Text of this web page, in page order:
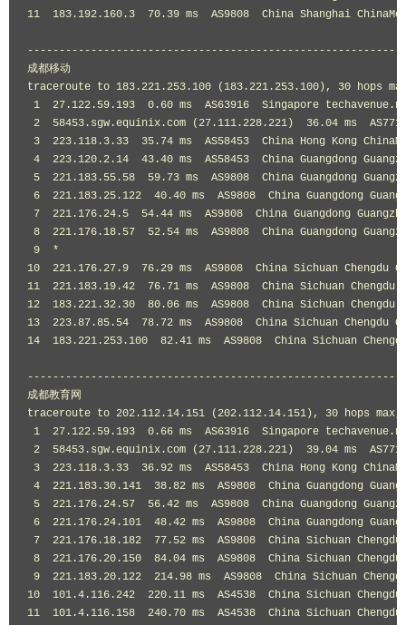
11
183.192 . 160.3 70.39 ms  AS9808 China Shanghai
成都移动
traceroute to 183.221 . 253.100 ( 183.221 . 253.100 ), 30 hops
1
27.122 . 59.193 0.60 ms  AS63916 Singapore techavenue .
2
58453.sgw .equinix .com ( 27.111 . 228.221 ) 36.04 ms
3
223.118 . 3.33 35.74 ms  AS58453 China Hong Kong
4
223.120 . 2.14 43.40 ms  AS58453 China Guangdong
5
221.183 . 55.58 59.73 ms  AS9808 China Guangdong
6
221.183 . 25.122 40.40 ms  AS9808 China Guangdong
7
221.176 . 24.5 54.44 ms  AS9808 China Guangdong
8
221.176 . 18.57 52.54 ms  AS9808 China Guangdong
9
*
10
221.176 . 27.9 76.29 ms  AS9808 China Sichuan Chengdu
11
221.183 . 19.42 76.71 ms  AS9808 China Sichuan Chengdu
12
183.221 . 32.30 80.06 ms  AS9808 China Sichuan Chengdu
13
223.87 .85.54 78.72 ms  AS9808 China Sichuan Chengdu
14
183.221 . 253.100 82.41 ms  AS9808 China Sichuan
成都教育网
traceroute to 202.112 . 14.151 ( 202.112 . 14.151 ), 30 hops max
1
27.122 . 59.193 0.66 ms  AS63916 Singapore techavenue .
2
58453.sgw .equinix .com ( 27.111 . 228.221 ) 39.04 ms
3
223.118 . 3.33 36.92 ms  AS58453 China Hong Kong
4
221.183 . 30.141 38.82 ms  AS9808 China Guangdong
5
221.176 . 24.57 56.42 ms  AS9808 China Guangdong
6
221.176 . 24.101 48.42 ms  AS9808 China Guangdong
7
221.176 . 18.182 77.52 ms  AS9808 China Sichuan Chengdu
8
221.176 . 20.150 84.04 ms  AS9808 China Sichuan Chengdu
9
221.183 . 20.122 214.98 ms  AS9808 China Sichuan
10
101.4 . 116.242 220.11 ms  AS4538 China Sichuan Chengdu
11
101.4 . 116.158 240.70 ms  AS4538 China Sichuan Chengdu